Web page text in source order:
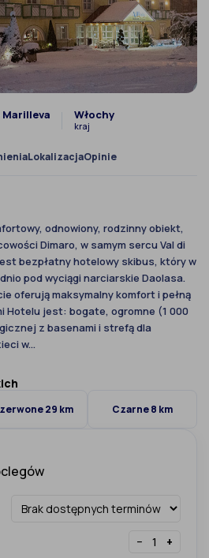
Marilleva Włochy
kraj
LokalizacjaOpinie
odnowiony, rodzinny obiekt,
Dimaro, w samym sercu Val di
bezpłatny hotelowy skibus, który w
pod wyciągi narciarskie Daolasa.
oferują maksymalny komfort i pełną
Hotelu jest: bogate, ogromne (1 000
z basenami i strefą dla
w...
29 km Czarne 8 km
− +